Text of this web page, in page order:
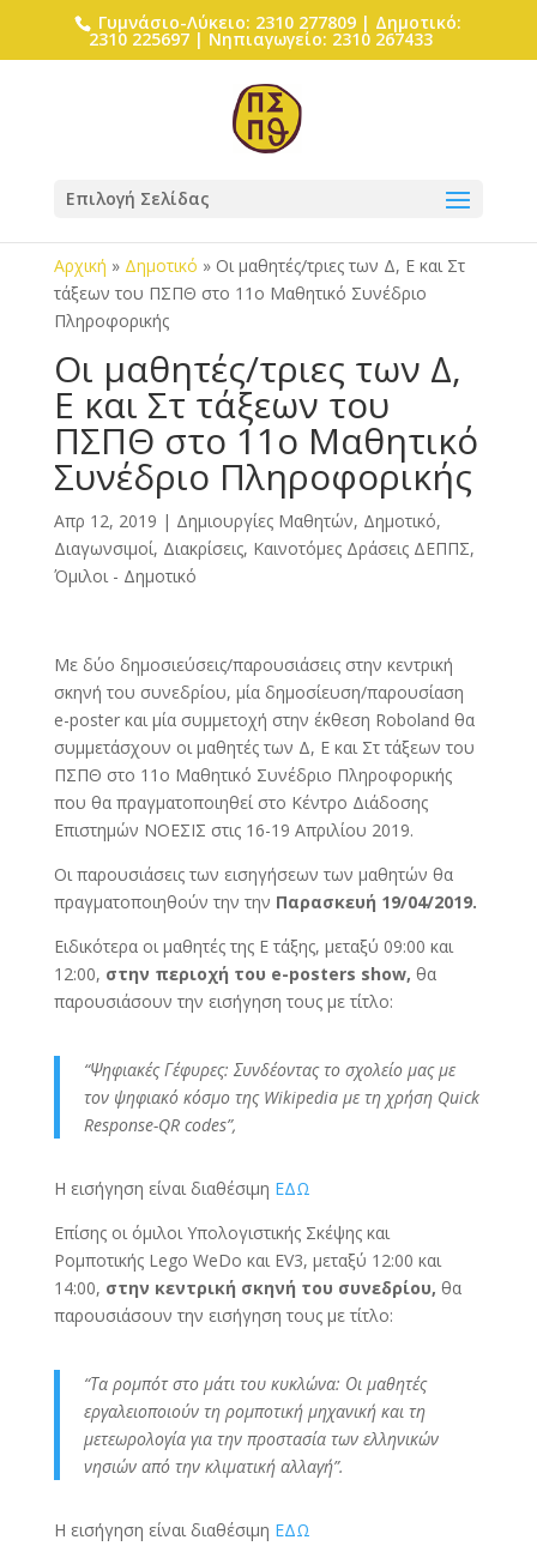
Γυμνάσιο-Λύκειο: 2310 277809 | Δημοτικό:
2310 225697 | Νηπιαγωγείο: 2310 267433
Επιλογή Σελίδας
Αρχική » Δημοτικό » Οι μαθητές/τριες των Δ, Ε και Στ
τάξεων του ΠΣΠΘ στο 11ο Μαθητικό Συνέδριο
Πληροφορικής
Οι μαθητές/τριες των Δ,
Ε και Στ τάξεων του
ΠΣΠΘ στο 11ο Μαθητικό
Συνέδριο Πληροφορικής
Απρ 12, 2019 | Δημιουργίες Μαθητών, Δημοτικό,
Διαγωνσιμοί, Διακρίσεις, Καινοτόμες Δράσεις ΔΕΠΠΣ,
Όμιλοι - Δημοτικό
Με δύο δημοσιεύσεις/παρουσιάσεις στην κεντρική
σκηνή του συνεδρίου, μία δημοσίευση/παρουσίαση
e-poster και μία συμμετοχή στην έκθεση Roboland θα
συμμετάσχουν οι μαθητές των Δ, Ε και Στ τάξεων του
ΠΣΠΘ στο 11ο Μαθητικό Συνέδριο Πληροφορικής
που θα πραγματοποιηθεί στο Κέντρο Διάδοσης
Επιστημών ΝΟΕΣΙΣ στις 16-19 Απριλίου 2019.
Οι παρουσιάσεις των εισηγήσεων των μαθητών θα
πραγματοποιηθούν την την Παρασκευή 19/04/2019.
Ειδικότερα οι μαθητές της Ε τάξης, μεταξύ 09:00 και
12:00, στην περιοχή του e-posters show, θα
παρουσιάσουν την εισήγηση τους με τίτλο:
“Ψηφιακές Γέφυρες: Συνδέοντας το σχολείο μας με
τον ψηφιακό κόσμο της Wikipedia με τη χρήση Quick
Response-QR codes”,
Η εισήγηση είναι διαθέσιμη ΕΔΩ
Επίσης οι όμιλοι Υπολογιστικής Σκέψης και
Ρομποτικής Lego WeDo και EV3, μεταξύ 12:00 και
14:00, στην κεντρική σκηνή του συνεδρίου, θα
παρουσιάσουν την εισήγηση τους με τίτλο:
“Τα ρομπότ στο μάτι του κυκλώνα: Οι μαθητές
εργαλειοποιούν τη ρομποτική μηχανική και τη
μετεωρολογία για την προστασία των ελληνικών
νησιών από την κλιματική αλλαγή”.
Η εισήγηση είναι διαθέσιμη ΕΔΩ